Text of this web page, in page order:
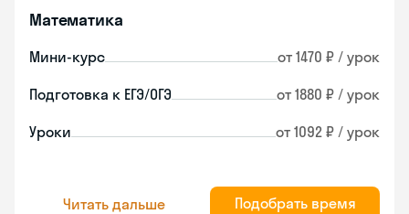
Математика
Мини-курс от 1470 ₽ / урок
Подготовка к ЕГЭ/ОГЭ от 1880 ₽ / урок
Уроки от 1092 ₽ / урок
Читать дальше Подобрать время